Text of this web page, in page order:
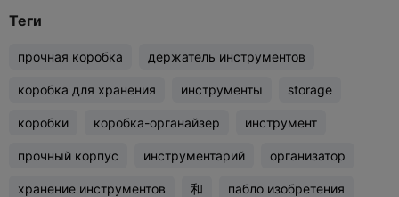
Теги
прочная коробка держатель инструментов
коробка для хранения инструменты storage
коробки коробка-органайзер инструмент
прочный корпус инструментарий организатор
хранение инструментов 和 пабло изобретения